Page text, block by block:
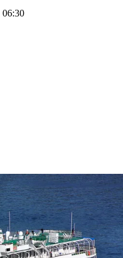
06:30